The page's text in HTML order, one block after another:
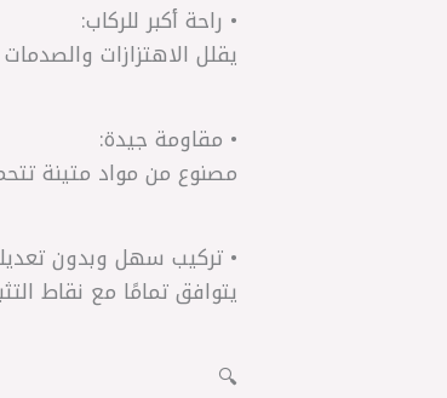
• راحة أكبر للركاب:
يقلل الاهتزازات
• مقاومة جيدة:
مصنوع من مواد متينة
• تركيب سهل وبدون
يتوافق تمامًا مع نقاط
🔍